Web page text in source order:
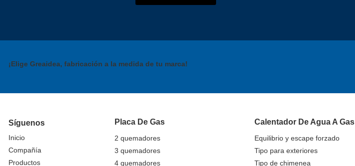
¡Elige Greaidea, fabricación a la medida de tu marca!
Síguenos
Inicio
Compañía
Productos
Placa De Gas
2 quemadores
3 quemadores
4 quemadores
Calentador De Agua A Gas
Equilibrio y escape forzado
Tipo para exteriores
Tipo de chimenea